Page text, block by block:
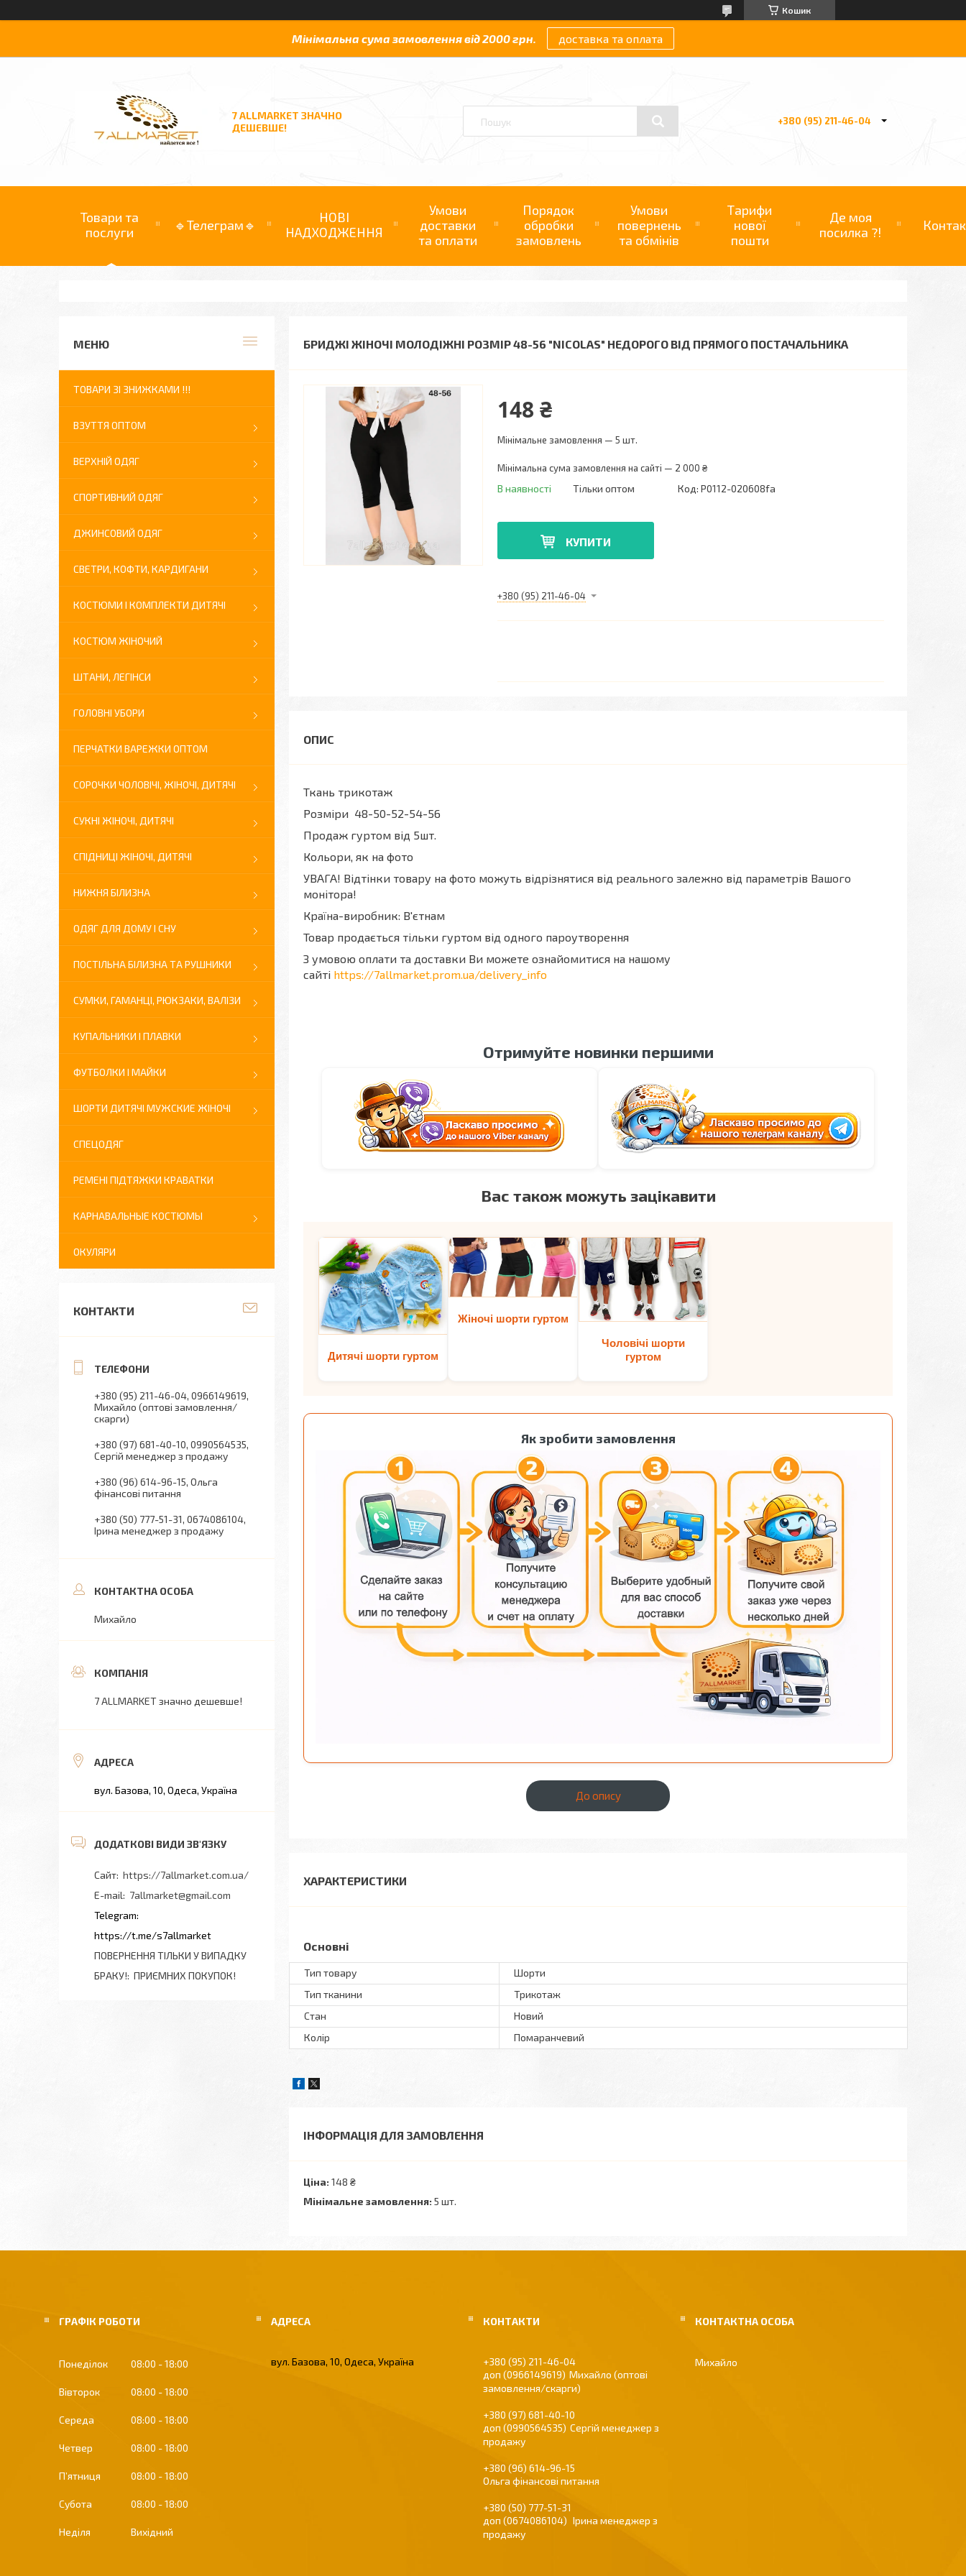
Кошик
Мінімальна сума замовлення від 2000 грн. доставка та оплата
7 ALLMARKET ЗНАЧНО
ДЕШЕВШЕ!
+380 (95) 211-46-04
Товари та
послуги
🔹Телеграм🔹
НОВІ
НАДХОДЖЕННЯ
Умови
доставки
та оплати
Порядок
обробки
замовлень
Умови
повернень
та обмінів
Тарифи
нової
пошти
Де моя
посилка ?!
БРИДЖІ ЖІНОЧІ МОЛОДІЖНІ РОЗМІР 48-56 "NICOLAS" НЕДОРОГО ВІД ПРЯМОГО ПОСТАЧАЛЬНИКА
148 ₴
Мінімальне замовлення — 5 шт.
Мінімальна сума замовлення на сайті — 2 000 ₴
В наявності Тільки оптом Код: P0112-020608fa
КУПИТИ
+380 (95) 211-46-04
Ткань трикотаж
Розміри 48-50-52-54-56
Продаж гуртом від 5шт.
Кольори, як на фото
УВАГА! Відтінки товару на фото можуть відрізнятися від реального залежно від параметрів Вашого
монітора!
Країна-виробник: В'єтнам
Товар продається тільки гуртом від одного пароутворення
З умовою оплати та доставки Ви можете ознайомитися на нашому
сайті https://7allmarket.prom.ua/delivery_info
Отримуйте новинки першими
Вас також можуть зацікавити
Дитячі шорти гуртом
Жіночі шорти гуртом
Чоловічі шорти
гуртом
Як зробити замовлення
До опису
ХАРАКТЕРИСТИКИ
Основні
Тип товару
Шорти
Тип тканини
Трикотаж
Стан
Новий
Колір
Помаранчевий
ІНФОРМАЦІЯ ДЛЯ ЗАМОВЛЕННЯ
Ціна: 148 ₴
Мінімальне замовлення: 5 шт.
ТОВАРИ ЗІ ЗНИЖКАМИ !!!
ВЗУТТЯ ОПТОМ
ВЕРХНІЙ ОДЯГ
СПОРТИВНИЙ ОДЯГ
ДЖИНСОВИЙ ОДЯГ
СВЕТРИ, КОФТИ, КАРДИГАНИ
КОСТЮМИ І КОМПЛЕКТИ ДИТЯЧІ
КОСТЮМ ЖІНОЧИЙ
ШТАНИ, ЛЕГІНСИ
ГОЛОВНІ УБОРИ
ПЕРЧАТКИ ВАРЕЖКИ ОПТОМ
СОРОЧКИ ЧОЛОВІЧІ, ЖІНОЧІ, ДИТЯЧІ
СУКНІ ЖІНОЧІ, ДИТЯЧІ
СПІДНИЦІ ЖІНОЧІ, ДИТЯЧІ
НИЖНЯ БІЛИЗНА
ОДЯГ ДЛЯ ДОМУ І СНУ
ПОСТІЛЬНА БІЛИЗНА ТА РУШНИКИ
СУМКИ, ГАМАНЦІ, РЮКЗАКИ, ВАЛІЗИ
КУПАЛЬНИКИ І ПЛАВКИ
ФУТБОЛКИ І МАЙКИ
ШОРТИ ДИТЯЧІ МУЖСКИЕ ЖІНОЧІ
СПЕЦОДЯГ
РЕМЕНІ ПІДТЯЖКИ КРАВАТКИ
КАРНАВАЛЬНЫЕ КОСТЮМЫ
ОКУЛЯРИ
КОНТАКТИ
+380 (95) 211-46-04 0966149619
Михайло (оптові замовлення/
скарги)
+380 (97) 681-40-10 0990564535
Сергій менеджер з продажу
+380 (96) 614-96-15 Ольга
фінансові питання
+380 (50) 777-51-31 0674086104
Ірина менеджер з продажу
Михайло
7 ALLMARKET значно дешевше!
вул. Базова, 10, Одеса, Україна
https://7allmarket.com.ua/
7allmarket@gmail.com
https://t.me/s7allmarket
ПОВЕРНЕННЯ ТІЛЬКИ У ВИПАДКУ
БРАКУ! ПРИЄМНИХ ПОКУПОК!
ГРАФІК РОБОТИ
Понеділок 08:00 18:00
Вівторок 08:00 18:00
Середа 08:00 18:00
Четвер 08:00 18:00
Пʼятниця 08:00 18:00
Субота 08:00 18:00
Неділя Вихідний
вул. Базова, 10, Одеса, Україна
+380 (95) 211-46-04
0966149619
Михайло (оптові
замовлення/скарги)
+380 (97) 681-40-10
0990564535
Сергій менеджер з
продажу
+380 (96) 614-96-15
Ольга фінансові питання
+380 (50) 777-51-31
0674086104
Ірина менеджер з
продажу
Михайло